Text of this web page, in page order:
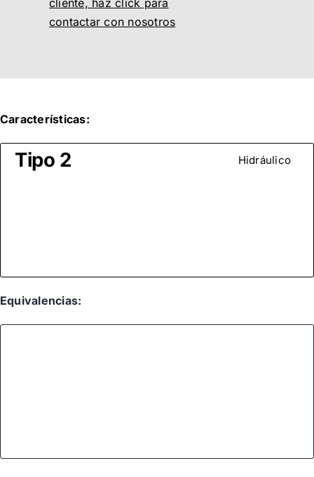
cliente, haz click para
contactar con nosotros
Características:
Tipo 2 Hidráulico
Equivalencias: